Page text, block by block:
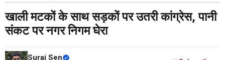
पर नगर निगम घेरा
खाली मटकों के साथ सड़कों पर उतरी कांग्रेस, पानी
संकट पर नगर निगम घेरा
Suraj Sen